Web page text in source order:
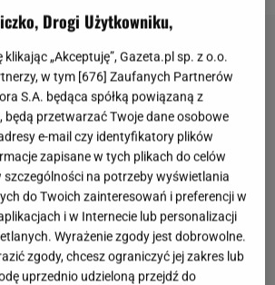
Drogi Użytkowniku,
„Akceptuję”, Gazeta.pl sp. z o.o.
w tym [676] Zaufanych Partnerów
S.A. będąca spółką powiązaną z
będą przetwarzać Twoje dane osobowe
e-mail czy identyfikatory plików
zapisane w tych plikach do celów
na potrzeby wyświetlania
do Twoich zainteresowań i preferencji w
i w Internecie lub personalizacji
Wyrażenie zgody jest dobrowolne.
zgody, chcesz ograniczyć jej zakres lub
uprzednio udzieloną przejdź do